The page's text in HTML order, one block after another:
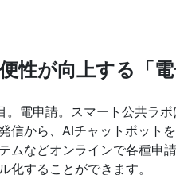
が向上する「電